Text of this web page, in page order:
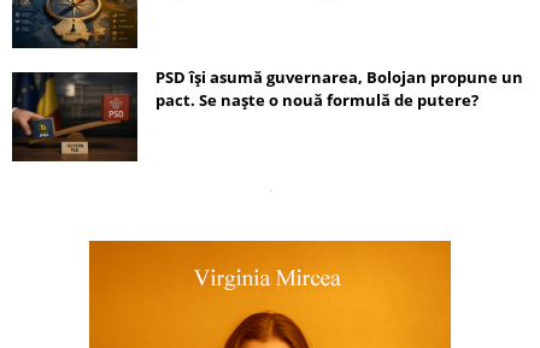
PSD își asumă guvernarea, Bolojan propune un
pact. Se naște o nouă formulă de putere?